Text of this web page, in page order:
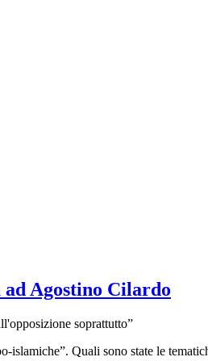
Agostino Cilardo
soprattutto”
islamiche”. Quali sono state le